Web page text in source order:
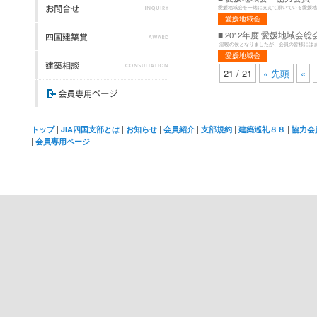
愛媛地域会を一緒に支えて頂いている愛媛
愛媛地域会
■ 2012年度 愛媛地域会総
温暖の候となりましたが、会員の皆様には
愛媛地域会
21 / 21 « 先頭 «
トップ| JIA四国支部とは | お知らせ | 会員紹介 | 支部規約 | 建築巡礼８８ | 協力会
| 会員専用ページ